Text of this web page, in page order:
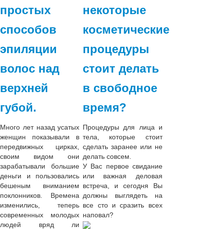
простых
способов
эпиляции
волос над
верхней
губой.
Много лет назад усатых
женщин показывали в
передвижных цирках,
своим видом они
зарабатывали большие
деньги и пользовались
бешеным вниманием
поклонников. Времена
изменились, теперь
современных молодых
людей вряд ли
некоторые
косметические
процедуры
стоит делать
в свободное
время?
Процедуры для лица и
тела, которые стоит
сделать заранее или не
делать совсем.
У Вас первое свидание
или важная деловая
встреча, и сегодня Вы
должны выглядеть на
все сто и сразить всех
наповал?